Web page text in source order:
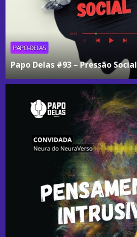
PAPO-DELAS
Papo Delas #93 – Pressão Social